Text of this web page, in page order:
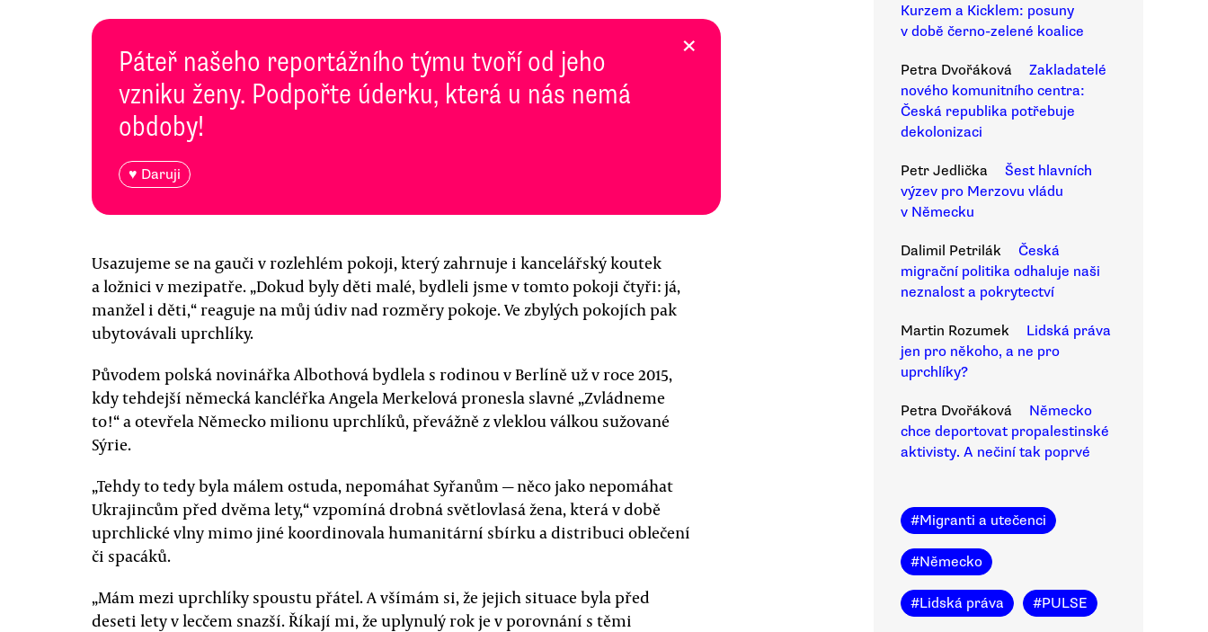
Páteř našeho reportážního týmu tvoří od jeho
vzniku ženy. Podpořte úderku, která u nás nemá
obdoby!
♥ Daruji
×
Usazujeme se na gauči v rozlehlém pokoji, který zahrnuje i kancelářský koutek
a ložnici v mezipatře. „Dokud byly děti malé, bydleli jsme v tomto pokoji čtyři: já,
manžel i děti,“ reaguje na můj údiv nad rozměry pokoje. Ve zbylých pokojích pak
ubytovávali uprchlíky.
Původem polská novinářka Albothová bydlela s rodinou v Berlíně už v roce 2015,
kdy tehdejší německá kancléřka Angela Merkelová pronesla slavné „Zvládneme
to!“ a otevřela Německo milionu uprchlíků, převážně z vleklou válkou sužované
Sýrie.
„Tehdy to tedy byla málem ostuda, nepomáhat Syřanům — něco jako nepomáhat
Ukrajincům před dvěma lety,“ vzpomíná drobná světlovlasá žena, která v době
uprchlické vlny mimo jiné koordinovala humanitární sbírku a distribuci oblečení
či spacáků.
„Mám mezi uprchlíky spoustu přátel. A všímám si, že jejich situace byla před
deseti lety v lecčem snazší. Říkají mi, že uplynulý rok je v porovnání s těmi
Kurzem a Kicklem: posuny
v době černo-zelené koalice
Petra Dvořáková
Zakladatelé
nového komunitního centra:
Česká republika potřebuje
dekolonizaci
Petr Jedlička
Šest hlavních
výzev pro Merzovu vládu
v Německu
Dalimil Petrilák
Česká
migrační politika odhaluje naši
neznalost a pokrytectví
Martin Rozumek
Lidská práva
jen pro někoho, a ne pro
uprchlíky?
Petra Dvořáková
Německo
chce deportovat propalestinské
aktivisty. A nečiní tak poprvé
#Migranti a utečenci
#Německo
#Lidská práva #PULSE